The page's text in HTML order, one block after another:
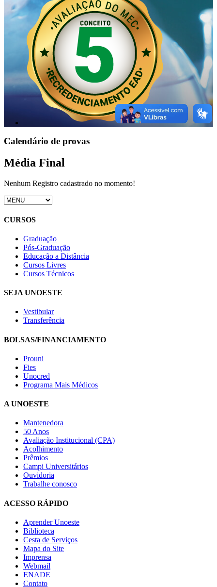
Calendário de provas
Média Final
Nenhum Registro cadastrado no momento!
CURSOS
Graduação
Pós-Graduação
Educação a Distância
Cursos Livres
Cursos Técnicos
SEJA UNOESTE
Vestibular
Transferência
BOLSAS/FINANCIAMENTO
Prouni
Fies
Unocred
Programa Mais Médicos
A UNOESTE
Mantenedora
50 Anos
Avaliação Institucional (CPA)
Acolhimento
Prêmios
Campi Universitários
Ouvidoria
Trabalhe conosco
ACESSO RÁPIDO
Aprender Unoeste
Biblioteca
Cesta de Serviços
Mapa do Site
Imprensa
Webmail
ENADE
Contato